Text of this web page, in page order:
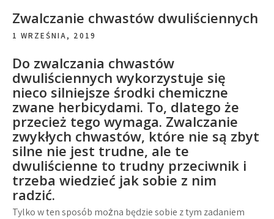
Zwalczanie chwastów dwuliściennych
1 WRZEŚNIA, 2019
Do zwalczania chwastów
dwuliściennych wykorzystuje się
nieco silniejsze środki chemiczne
zwane herbicydami. To, dlatego że
przecież tego wymaga. Zwalczanie
zwykłych chwastów, które nie są zbyt
silne nie jest trudne, ale te
dwuliścienne to trudny przeciwnik i
trzeba wiedzieć jak sobie z nim
radzić.
Tylko w ten sposób można będzie sobie z tym zadaniem